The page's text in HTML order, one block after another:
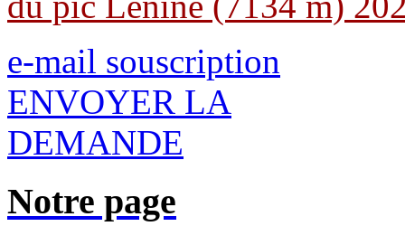
e-mail souscription
ENVOYER LA
DEMANDE
Notre page